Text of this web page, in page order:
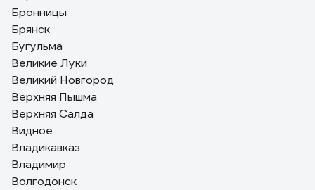
Бронницы
Брянск
Бугульма
Великие Луки
Великий Новгород
Верхняя Пышма
Верхняя Салда
Видное
Владикавказ
Владимир
Волгодонск